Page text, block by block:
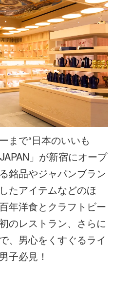
まで“日本のいいも
」が新宿にオープ
銘品やジャパンブラン
たアイテムなどのほ
年洋食とクラフトビー
のレストラン、さらに
、男心をくすぐるライ
子必見！